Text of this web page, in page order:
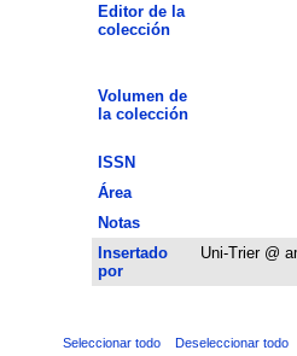
Editor de la
colección
Volumen de
la colección
ISSN
Área
Notas
Insertado
por
Uni-Trier @
Seleccionar todo Deseleccionar todo